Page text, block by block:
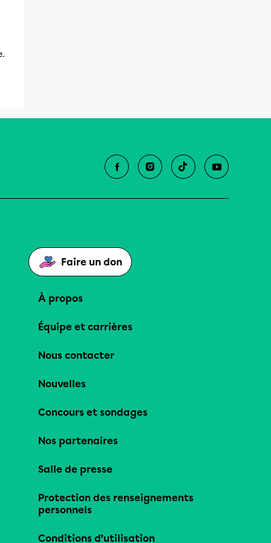
Faire un don
À propos
Équipe et carrières
Nous contacter
Nouvelles
Concours et sondages
Nos partenaires
Salle de presse
Protection des renseignements
personnels
Conditions d’utilisation